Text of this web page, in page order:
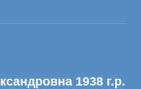
1938 г.р.